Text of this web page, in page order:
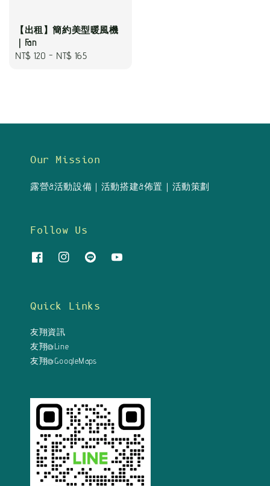
【出租】簡約美型暖風機
｜Fan
Regular
NT$ 120 - NT$ 165
Our Mission
露營&活動設備｜活動搭建&佈置｜活動策劃
Follow Us
Quick Links
友翔資訊
友翔@Line
友翔@GoogleMaps